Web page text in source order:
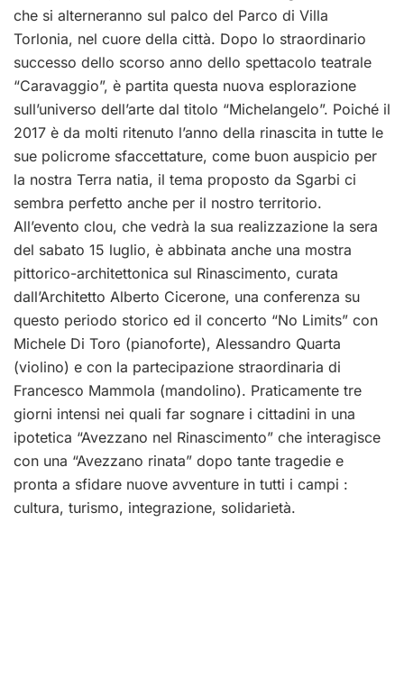
che si alterneranno sul palco del Parco di Villa
Torlonia, nel cuore della città. Dopo lo straordinario
successo dello scorso anno dello spettacolo teatrale
“Caravaggio”, è partita questa nuova esplorazione
sull’universo dell’arte dal titolo “Michelangelo”. Poiché il
2017 è da molti ritenuto l’anno della rinascita in tutte le
sue policrome sfaccettature, come buon auspicio per
la nostra Terra natia, il tema proposto da Sgarbi ci
sembra perfetto anche per il nostro territorio.
All’evento clou, che vedrà la sua realizzazione la sera
del sabato 15 luglio, è abbinata anche una mostra
pittorico-architettonica sul Rinascimento, curata
dall’Architetto Alberto Cicerone, una conferenza su
questo periodo storico ed il concerto “No Limits” con
Michele Di Toro (pianoforte), Alessandro Quarta
(violino) e con la partecipazione straordinaria di
Francesco Mammola (mandolino). Praticamente tre
giorni intensi nei quali far sognare i cittadini in una
ipotetica “Avezzano nel Rinascimento” che interagisce
con una “Avezzano rinata” dopo tante tragedie e
pronta a sfidare nuove avventure in tutti i campi :
cultura, turismo, integrazione, solidarietà.